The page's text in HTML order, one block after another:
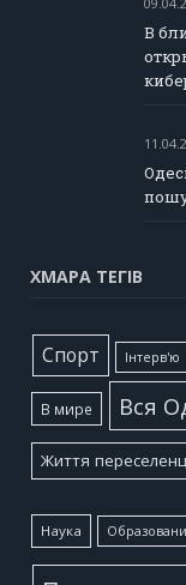
В
ХМАРА ТЕГІВ
Cпорт Інтерв'ю
В мире Вся
Життя
Наука